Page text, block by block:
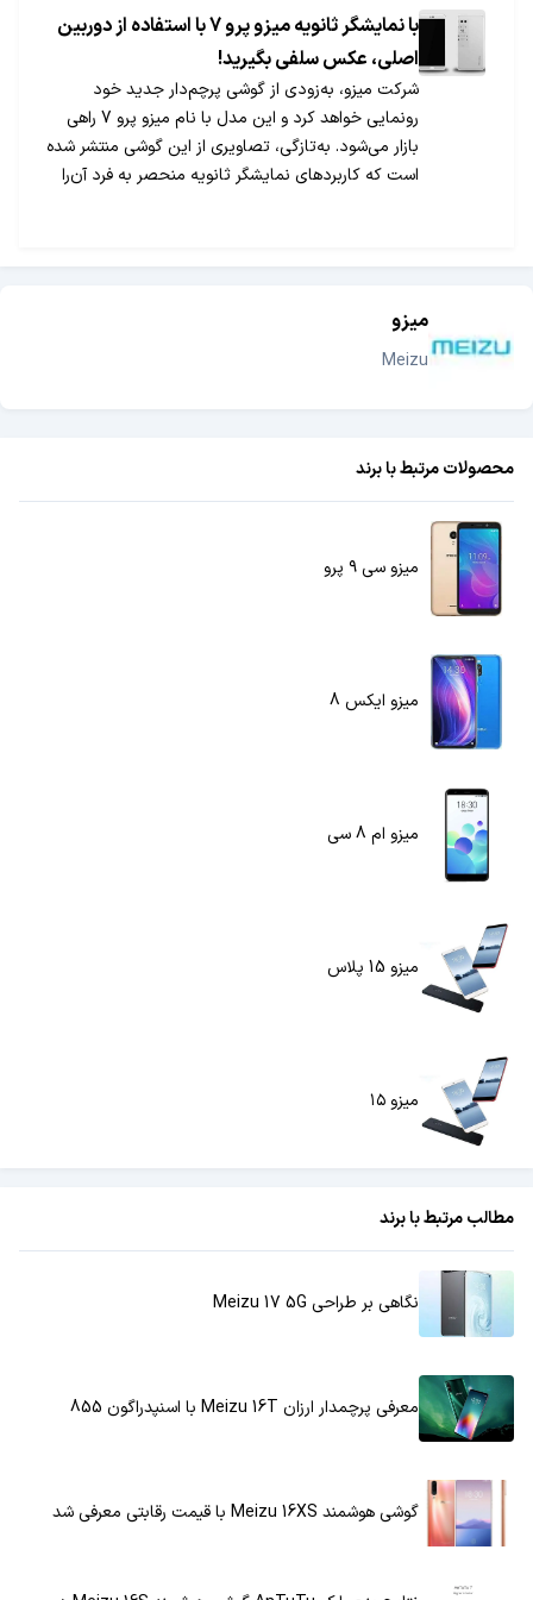
با نمایشگر ثانویه میزو پرو 7 با استفاده از دوربین
اصلی، عکس سلفی بگیرید!
شرکت میزو، به‌زودی از گوشی پرچم‎دار جدید خود
رونمایی خواهد کرد و این مدل با نام میزو پرو 7 راهی
بازار می‎شود. به‎تازگی، تصاویری از این گوشی منتشر شده
است که کاربردهای نمایشگر ثانویه منحصر به فرد آن‎را
میزو
Meizu
محصولات مرتبط با برند
میزو سی ۹ پرو
میزو ایکس 8
میزو ام 8 سی
میزو 15 پلاس
میزو ۱۵
مطالب مرتبط با برند
نگاهی بر طراحی Meizu 17 5G
معرفی پرچمدار ارزان Meizu 16T با اسنپدراگون 855
گوشی هوشمند Meizu 16XS با قیمت رقابتی معرفی شد